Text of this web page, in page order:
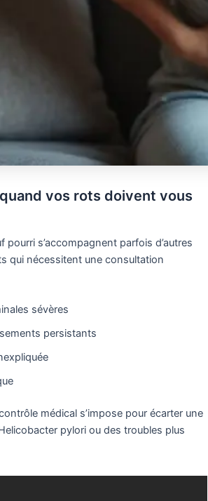
vos rots doivent vous
pourri s’accompagnent parfois d’autres
qui nécessitent une consultation
sévères
persistants
médical s’impose pour écarter une
pylori ou des troubles plus